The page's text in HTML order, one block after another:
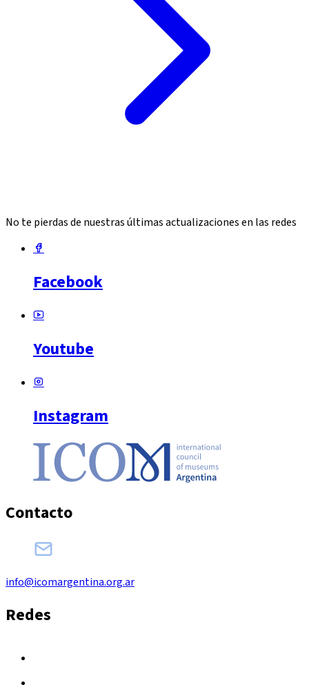
No te pierdas de nuestras últimas actualizaciones en las redes
Facebook
Youtube
Instagram
Contacto
info@icomargentina.org.ar
Redes